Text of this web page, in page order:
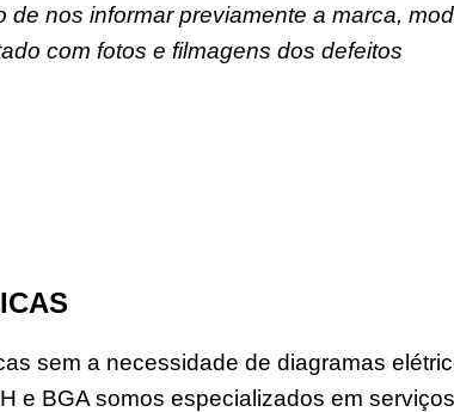
nos informar previamente a marca,
com fotos e filmagens dos defeitos
sem a necessidade de diagramas
e BGA somos especializados em